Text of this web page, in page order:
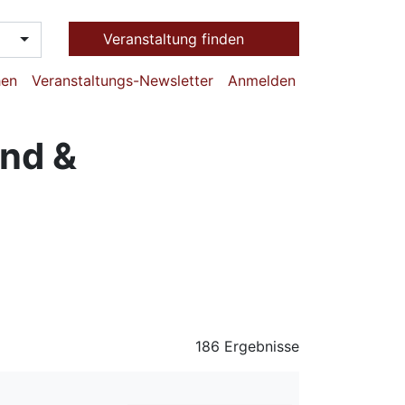
Veranstaltung finden
Veranstaltungs-Newsletter Anmelden
&
186 Ergebnisse